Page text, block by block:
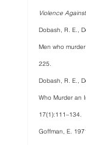
Violence
Dobash, R. E.,
Men who
225.
Dobash, R. E.,
Who Murder an
17(1):111–134.
Goffman, E.